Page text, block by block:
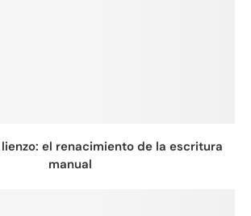
el renacimiento de la escritura
manual